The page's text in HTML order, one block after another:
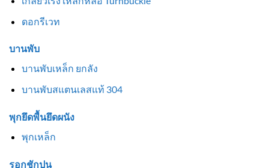
ดอกรีเวท
บานพับ
บานพับเหล็ก ยกลัง
บานพับสแตนเลสแท้ 304
พุกยึดพื้นยึดผนัง
พุกเหล็ก
รอกชักปูน